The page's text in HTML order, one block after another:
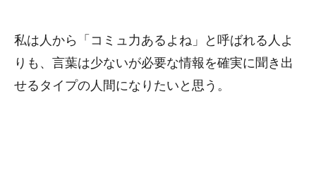
私は人から「コミュ力あるよね」と呼ばれる人よ
りも、言葉は少ないが必要な情報を確実に聞き出
せるタイプの人間になりたいと思う。